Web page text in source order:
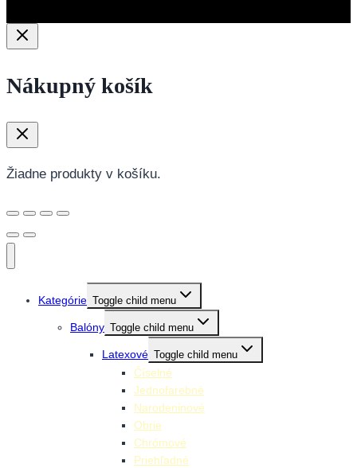
Nákupný košík
Žiadne produkty v košíku.
Kategórie Toggle child menu
Balóny Toggle child menu
Latexové Toggle child menu
Číselné
Jednofarebné
Narodeninové
Obrie
Chrómové
Priehľadné